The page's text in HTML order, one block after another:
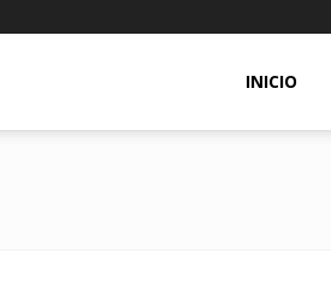
INICIO